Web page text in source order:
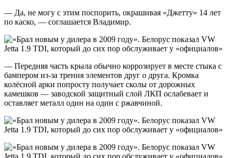
— Да, не могу с этим поспорить, окрашивая «Джетту» 14 лет
по каско, — соглашается Владимир.
— Передняя часть крыла обычно коррозирует в месте стыка с
бампером из-за трения элементов друг о друга. Кромка
колёсной арки попросту получает сколы от дорожных
камешков — заводской защитный слой ЛКП ослабевает и
оставляет металл один на один с ржавчиной.